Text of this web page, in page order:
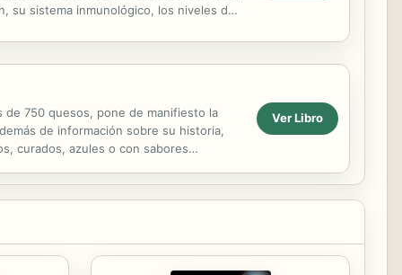
su sistema inmunológico, los niveles de
de 750 quesos, pone de manifiesto la
de información sobre su historia,
curados, azules o con sabores
Ver Libro